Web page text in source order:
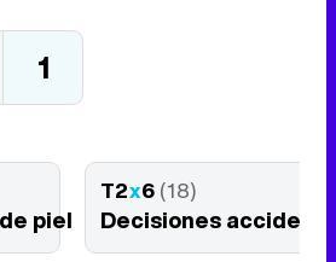
1
piel
T2x6 (18)
Decisiones